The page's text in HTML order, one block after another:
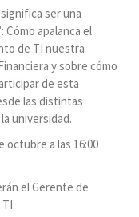
ser una
Cómo apalanca el
de TI nuestra
y sobre cómo
de esta
las distintas
universidad.
octubre a las 16:00
el Gerente de